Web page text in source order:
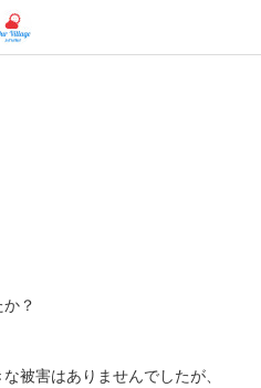
？
被害はありませんでしたが、